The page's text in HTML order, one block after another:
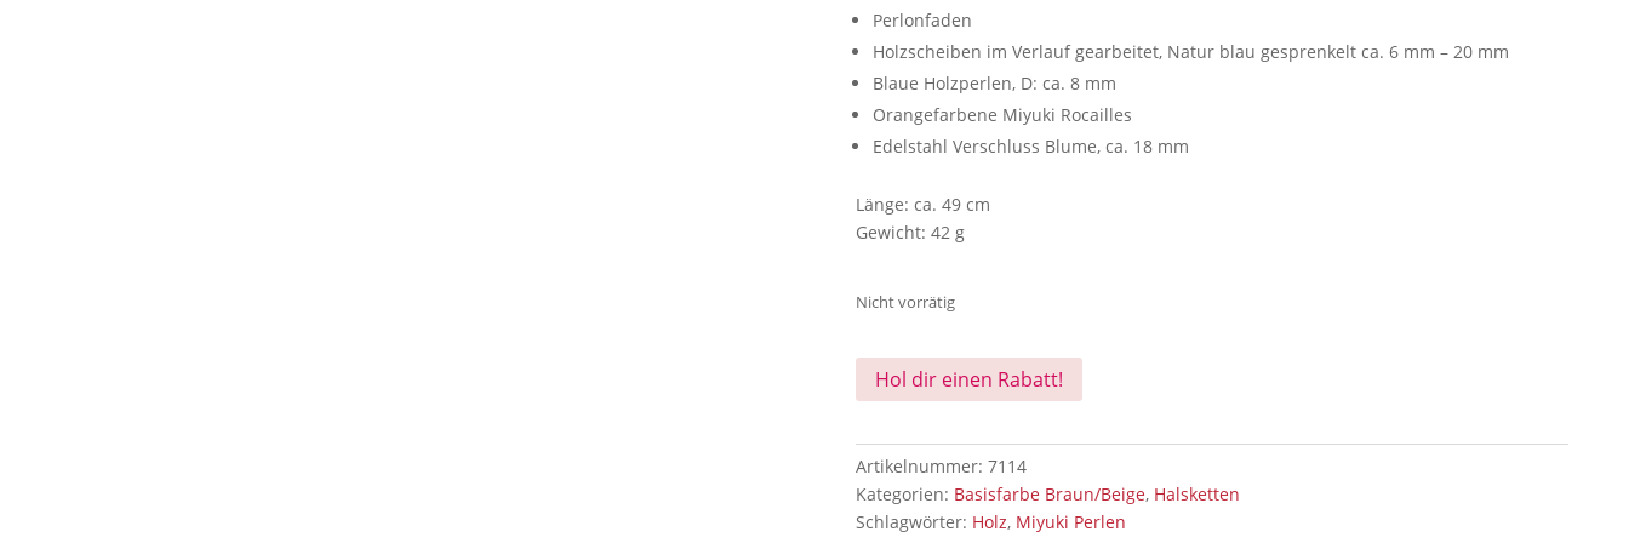
Perlonfaden
Holzscheiben im Verlauf gearbeitet, Natur blau gesprenkelt ca. 6 mm – 20 mm
Blaue Holzperlen, D: ca. 8 mm
Orangefarbene Miyuki Rocailles
Edelstahl Verschluss Blume, ca. 18 mm
Länge: ca. 49 cm
Gewicht: 42 g
Nicht vorrätig
Hol dir einen Rabatt!
Artikelnummer:7114
Kategorien: Basisfarbe Braun/Beige, Halsketten
Schlagwörter: Holz, Miyuki Perlen